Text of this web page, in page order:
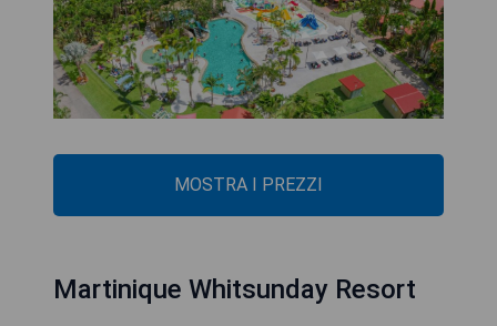
MOSTRA I PREZZI
Martinique Whitsunday Resort